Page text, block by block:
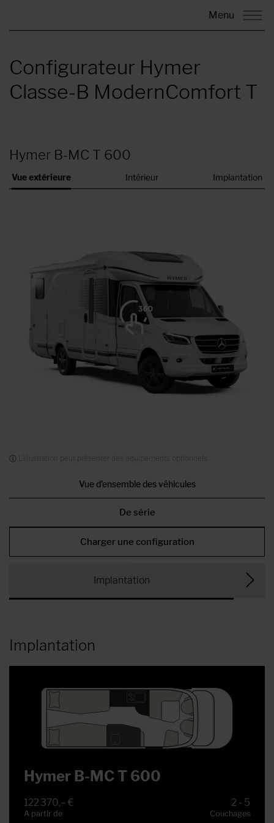
Menu
Configurateur Hymer
Classe-B ModernComfort T
Hymer B-MC T 600
Vue extérieure Intérieur Implantation
L'illustration peut présenter des équipements optionnels.
Vue d'ensemble des véhicules
De série
Charger une configuration
Implantation
Implantation
Hymer B-MC T 600
122 370,– €
A partir de
2 - 5
Couchages